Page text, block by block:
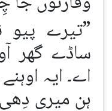
”تیرے
ساڈے گھر
اے۔ ایہ
ہن میری